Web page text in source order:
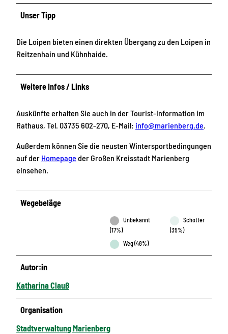
Unser Tipp
Die Loipen bieten einen direkten Übergang zu den Loipen in
Reitzenhain und Kühnhaide.
Weitere Infos / Links
Auskünfte erhalten Sie auch in der Tourist-Information im
Rathaus, Tel. 03735 602-270, E-Mail: info@marienberg.de.
Außerdem können Sie die neusten Wintersportbedingungen
auf der Homepage der Großen Kreisstadt Marienberg
einsehen.
Wegebeläge
Unbekannt
(17%)
Schotter
(35%)
Weg (48%)
Autor:in
Katharina Clauß
Organisation
Stadtverwaltung Marienberg